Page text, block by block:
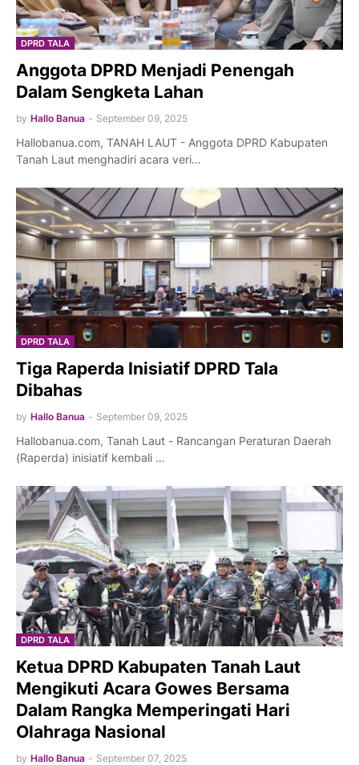
DPRD TALA
Anggota DPRD Menjadi Penengah
Dalam Sengketa Lahan
by Hallo Banua - September 09, 2025
Hallobanua.com, TANAH LAUT - Anggota DPRD Kabupaten
Tanah Laut menghadiri acara veri…
DPRD TALA
Tiga Raperda Inisiatif DPRD Tala
Dibahas
by Hallo Banua - September 09, 2025
Hallobanua.com, Tanah Laut - Rancangan Peraturan Daerah
(Raperda) inisiatif kembali …
DPRD TALA
Ketua DPRD Kabupaten Tanah Laut
Mengikuti Acara Gowes Bersama
Dalam Rangka Memperingati Hari
Olahraga Nasional
by Hallo Banua - September 07, 2025